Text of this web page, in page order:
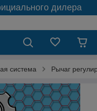
дилера
система Рычаг